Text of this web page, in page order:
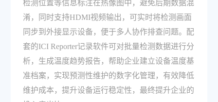
检测位置等信息标注在热像图中，避免后期数据混
淆，同时支持HDMI视频输出，可实时将检测画面
同步到外接显示设备，便于多人协作排查问题。配
套的ICI Reporter记录软件可对批量检测数据进行分
析，生成温度趋势报告，帮助企业建立设备温度基
准档案，实现预测性维护的数字化管理，有效降低
维护成本，提升设备运行稳定性，最终提升企业的